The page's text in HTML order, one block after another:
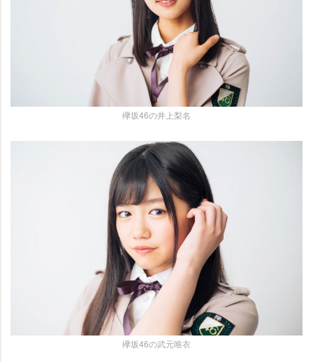
欅坂46の井上梨名
欅坂46の武元唯衣